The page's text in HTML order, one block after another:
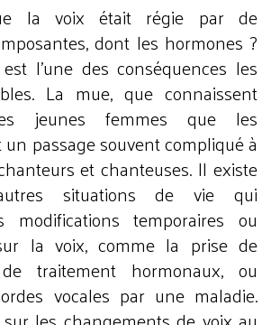
la voix était régie par de
dont les hormones ?
l'une des conséquences les
La mue, que connaissent
jeunes femmes que les
passage souvent compliqué à
et chanteuses. Il existe
situations de vie qui
modifications temporaires ou
la voix, comme la prise de
traitement hormonaux, ou
vocales par une maladie.